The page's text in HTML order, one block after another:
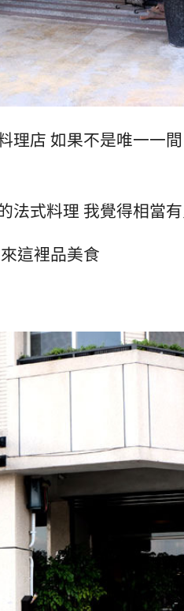
理店 如果不是唯一一
法式料理 我覺得相當
這裡品美食